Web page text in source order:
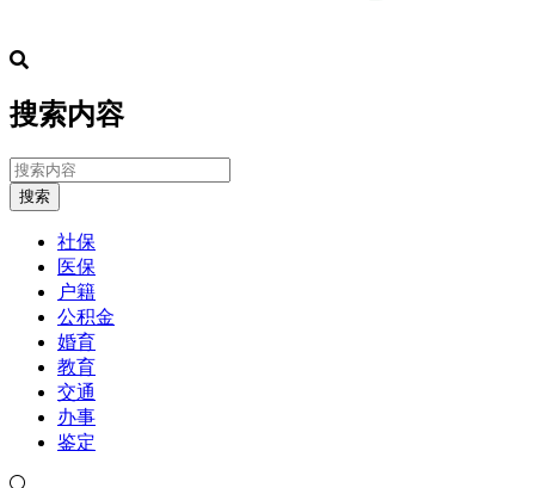
搜索内容
搜索
社保
医保
户籍
公积金
婚育
教育
交通
办事
鉴定